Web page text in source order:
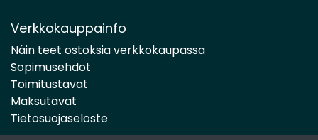
Verkkokauppainfo
Näin teet ostoksia verkkokaupassa
Sopimusehdot
Toimitustavat
Maksutavat
Tietosuojaseloste